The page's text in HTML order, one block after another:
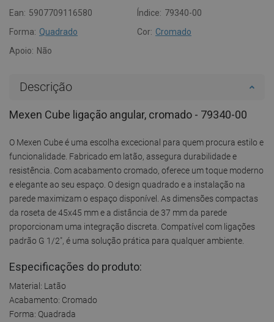
Ean: 5907709116580 Índice: 79340-00
Forma: Quadrado Cor: Cromado
Apoio: Não
Descrição
Mexen Cube ligação angular, cromado - 79340-00
O Mexen Cube é uma escolha excecional para quem procura estilo e
funcionalidade. Fabricado em latão, assegura durabilidade e
resistência. Com acabamento cromado, oferece um toque moderno
e elegante ao seu espaço. O design quadrado e a instalação na
parede maximizam o espaço disponível. As dimensões compactas
da roseta de 45x45 mm e a distância de 37 mm da parede
proporcionam uma integração discreta. Compatível com ligações
padrão G 1/2", é uma solução prática para qualquer ambiente.
Especificações do produto:
Material: Latão
Acabamento: Cromado
Forma: Quadrada